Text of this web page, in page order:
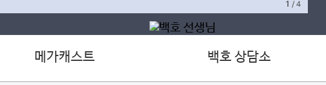
1 /4
메가캐스트 백호 상담소